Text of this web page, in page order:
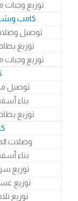
توزيع
كامب وبشر
توصيل
توزيع
توزيع
توصيل
بناء
توزيع
وصلات
بناء
توزيع
توزيع
توزيع